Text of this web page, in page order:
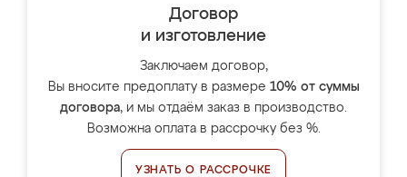
Договор
и изготовление
Заключаем договор,
Вы вносите предоплату в размере 10% от суммы
договора, и мы отдаём заказ в производство.
Возможна оплата в рассрочку без %.
УЗНАТЬ О РАССРОЧКЕ